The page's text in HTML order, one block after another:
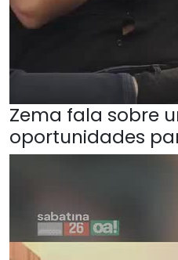
Zema fala sobre
oportunidades